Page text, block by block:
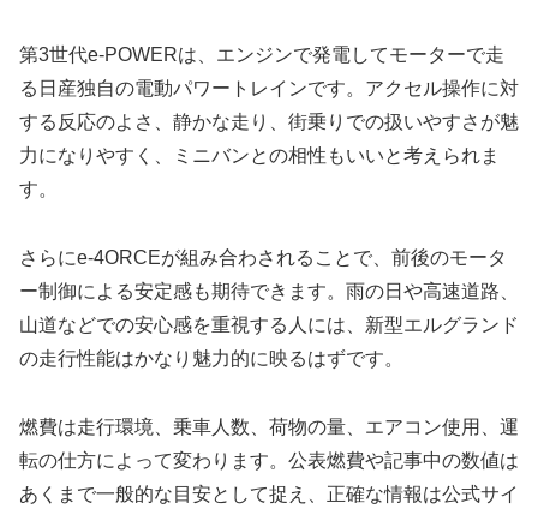
第3世代e-POWERは、エンジンで発電してモーターで走
る日産独自の電動パワートレインです。アクセル操作に対
する反応のよさ、静かな走り、街乗りでの扱いやすさが魅
力になりやすく、ミニバンとの相性もいいと考えられま
す。
さらにe-4ORCEが組み合わされることで、前後のモータ
ー制御による安定感も期待できます。雨の日や高速道路、
山道などでの安心感を重視する人には、新型エルグランド
の走行性能はかなり魅力的に映るはずです。
燃費は走行環境、乗車人数、荷物の量、エアコン使用、運
転の仕方によって変わります。公表燃費や記事中の数値は
あくまで一般的な目安として捉え、正確な情報は公式サイ